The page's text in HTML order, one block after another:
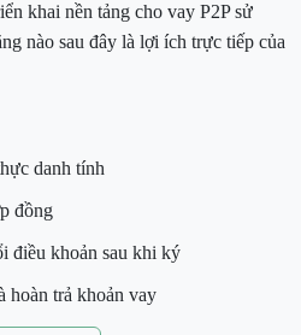
khai nền tảng cho vay P2P sử
nào sau đây là lợi ích trực tiếp của
danh tính
đồng
điều khoản sau khi ký
hoàn trả khoản vay